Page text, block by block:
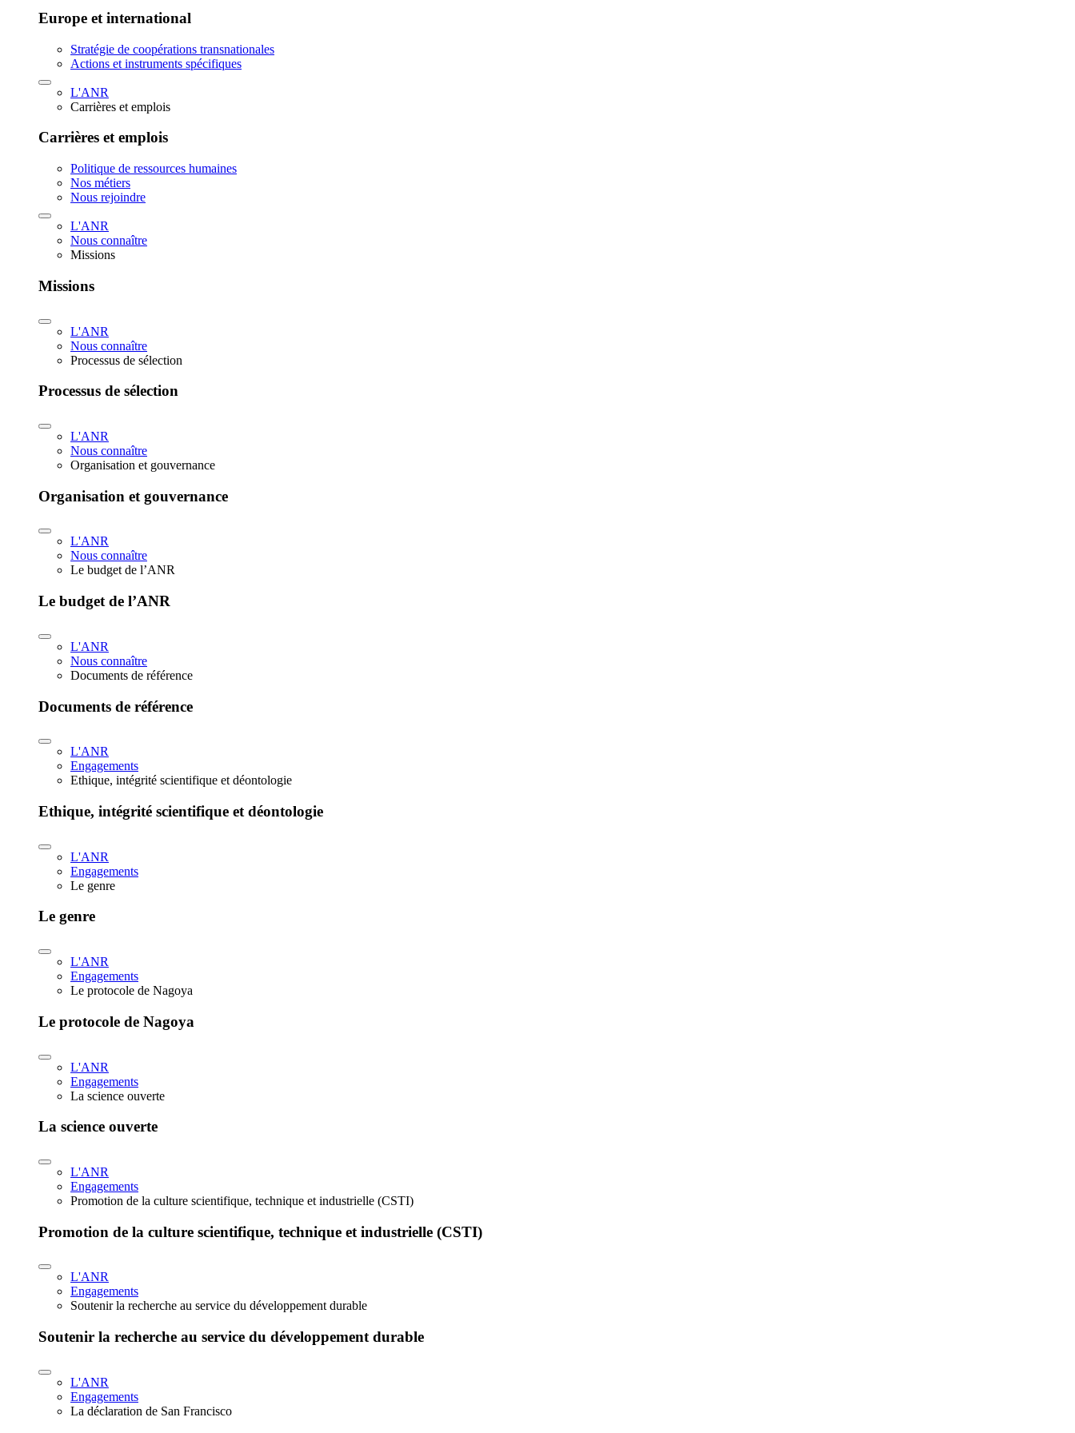
Europe et international
Stratégie de coopérations transnationales
Actions et instruments spécifiques
L'ANR
Carrières et emplois
Carrières et emplois
Politique de ressources humaines
Nos métiers
Nous rejoindre
L'ANR
Nous connaître
Missions
Missions
L'ANR
Nous connaître
Processus de sélection
Processus de sélection
L'ANR
Nous connaître
Organisation et gouvernance
Organisation et gouvernance
L'ANR
Nous connaître
Le budget de l’ANR
Le budget de l’ANR
L'ANR
Nous connaître
Documents de référence
Documents de référence
L'ANR
Engagements
Ethique, intégrité scientifique et déontologie
Ethique, intégrité scientifique et déontologie
L'ANR
Engagements
Le genre
Le genre
L'ANR
Engagements
Le protocole de Nagoya
Le protocole de Nagoya
L'ANR
Engagements
La science ouverte
La science ouverte
L'ANR
Engagements
Promotion de la culture scientifique, technique et industrielle (CSTI)
Promotion de la culture scientifique, technique et industrielle (CSTI)
L'ANR
Engagements
Soutenir la recherche au service du développement durable
Soutenir la recherche au service du développement durable
L'ANR
Engagements
La déclaration de San Francisco